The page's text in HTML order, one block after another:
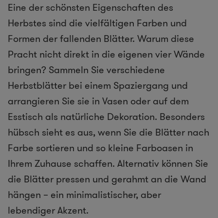
Eine der schönsten Eigenschaften des
Herbstes sind die vielfältigen Farben und
Formen der fallenden Blätter. Warum diese
Pracht nicht direkt in die eigenen vier Wände
bringen? Sammeln Sie verschiedene
Herbstblätter bei einem Spaziergang und
arrangieren Sie sie in Vasen oder auf dem
Esstisch als natürliche Dekoration. Besonders
hübsch sieht es aus, wenn Sie die Blätter nach
Farbe sortieren und so kleine Farboasen in
Ihrem Zuhause schaffen. Alternativ können Sie
die Blätter pressen und gerahmt an die Wand
hängen – ein minimalistischer, aber
lebendiger Akzent.